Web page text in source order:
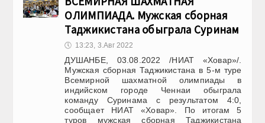
ОЛИМПИАДА. Мужская сборная
Таджикистана обыграла Суринам
🕔 13:23, 3.Авг 2022
ДУШАНБЕ, 03.08.2022 /НИАТ «Ховар»/.
Мужская сборная Таджикистана в 5-м туре
Всемирной шахматной олимпиады в
индийском городе Ченнаи обыграла
команду Суринама с результатом 4:0,
сообщает НИАТ «Ховар». По итогам 5
туров мужская сборная Таджикистана